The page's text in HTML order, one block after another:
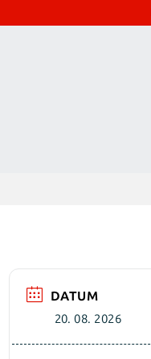
DATUM
20. 08. 2026